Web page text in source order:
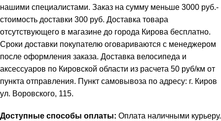
нашими специалистами. Заказ на сумму меньше 3000 руб.-
стоимость доставки 300 руб. Доставка товара
отсутствующего в магазине до города Кирова бесплатно.
Сроки доставки покупателю оговариваются с менеджером
после оформления заказа. Доставка велосипеда и
аксессуаров по Кировской области из расчета 50 руб/км от
пункта отправления. Пункт самовывоза по адресу: г. Киров
ул. Воровского, 115.
Доступные способы оплаты: Оплата наличными курьеру.